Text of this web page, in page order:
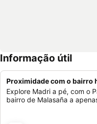
Informação útil
Proximidade com o bairro
Explore Madri a pé, com o
bairro de Malasaña a